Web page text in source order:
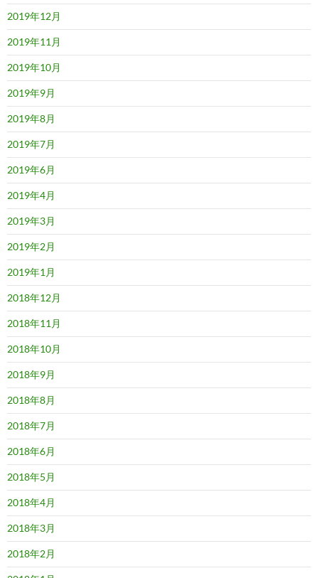
2019年12月
2019年11月
2019年10月
2019年9月
2019年8月
2019年7月
2019年6月
2019年4月
2019年3月
2019年2月
2019年1月
2018年12月
2018年11月
2018年10月
2018年9月
2018年8月
2018年7月
2018年6月
2018年5月
2018年4月
2018年3月
2018年2月